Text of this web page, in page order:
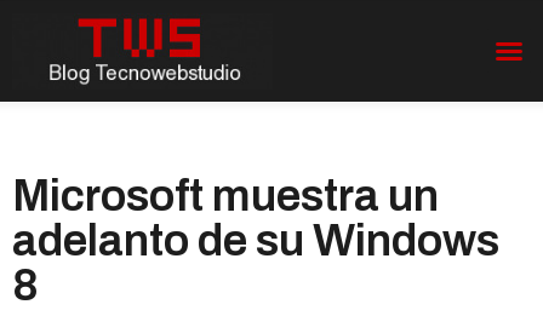
Microsoft muestra un
adelanto de su Windows
8